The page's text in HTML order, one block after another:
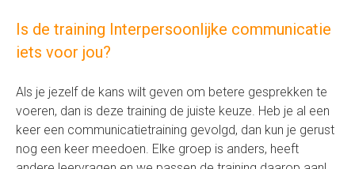
Is de training Interpersoonlijke communicatie
iets voor jou?
Als je jezelf de kans wilt geven om betere gesprekken te
voeren, dan is deze training de juiste keuze. Heb je al een
keer een communicatietraining gevolgd, dan kun je gerust
nog een keer meedoen. Elke groep is anders, heeft